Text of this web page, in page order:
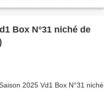
Box N°31 niché de